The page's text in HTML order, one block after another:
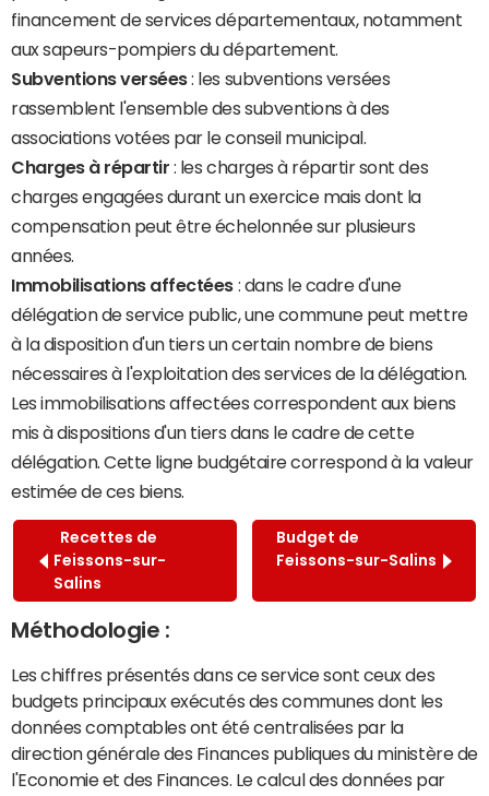
financement de services départementaux, notamment
aux sapeurs-pompiers du département.
Subventions versées: les subventions versées
rassemblent l'ensemble des subventions à des
associations votées par le conseil municipal.
Charges à répartir : les charges à répartir sont des
charges engagées durant un exercice mais dont la
compensation peut être échelonnée sur plusieurs
années.
Immobilisations affectées : dans le cadre d'une
délégation de service public, une commune peut mettre
à la disposition d'un tiers un certain nombre de biens
nécessaires à l'exploitation des services de la délégation.
Les immobilisations affectées correspondent aux biens
mis à dispositions d'un tiers dans le cadre de cette
délégation. Cette ligne budgétaire correspond à la valeur
estimée de ces biens.
Recettes de
Feissons-sur-
Salins
Budget de
Feissons-sur-Salins
Méthodologie :
Les chiffres présentés dans ce service sont ceux des
budgets principaux exécutés des communes dont les
données comptables ont été centralisées par la
direction générale des Finances publiques du ministère de
l'Economie et des Finances. Le calcul des données par